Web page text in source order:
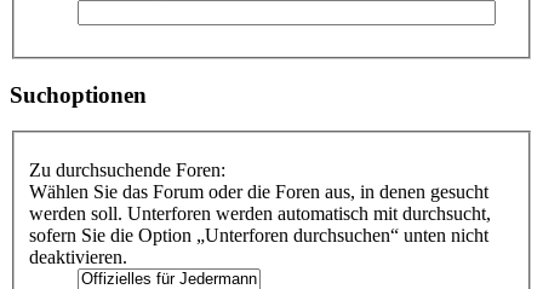
Suchoptionen
Zu durchsuchende Foren:
Wählen Sie das Forum oder die Foren aus, in denen gesucht
werden soll. Unterforen werden automatisch mit durchsucht,
sofern Sie die Option „Unterforen durchsuchen“ unten nicht
deaktivieren.